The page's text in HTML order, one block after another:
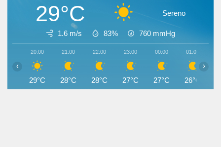
29°C Sereno
1.6 m/s 83% 760 mmHg
20:00
29°C
21:00
28°C
22:00
28°C
23:00
27°C
00:00
27°C
01:00
26°C
‹ ›